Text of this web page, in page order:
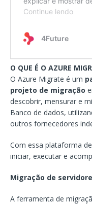
O QUE É O AZURE
O Azure Migrate é um
projeto de migração
descobrir, mensurar e
Banco de dados,
outros fornecedores
Com essa plataforma
iniciar, executar e
Migração de
A ferramenta de